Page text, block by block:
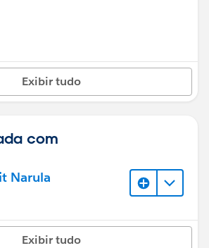
Exibir tudo
com
Narula
Exibir tudo